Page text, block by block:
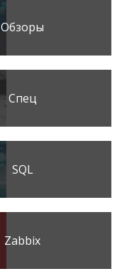
Обзоры
Спец
SQL
Zabbix